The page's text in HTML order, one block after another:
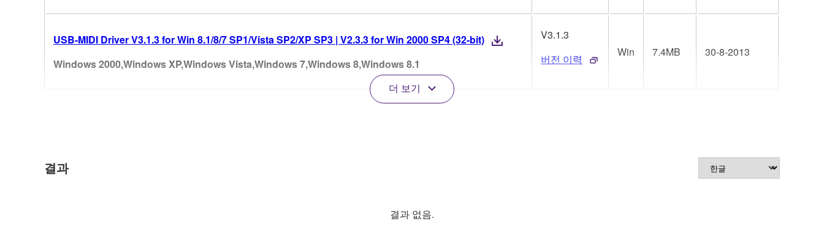
USB-MIDI Driver V3.1.3 for Win 8.1/8/7 SP1/Vista SP2/XP SP3 | V2.3.3 for Win 2000 SP4 (32-bit)
Windows 2000,Windows XP,Windows Vista,Windows 7,Windows 8,Windows 8.1
V3.1.3
버전 이력
Win 7.4MB 30-8-2013
더 보기
결과
결과 없음.